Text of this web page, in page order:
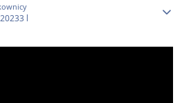
3 l